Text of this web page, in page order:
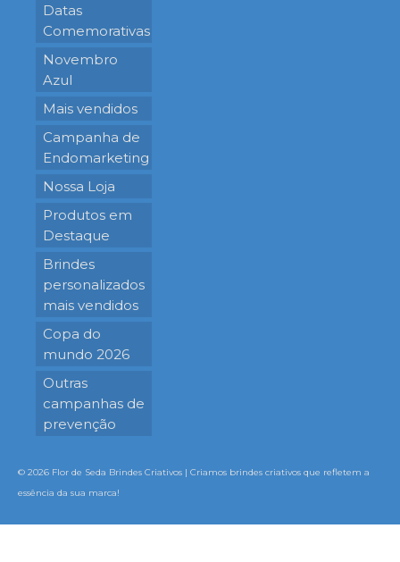
Datas
Comemorativas
Novembro
Azul
Mais vendidos
Campanha de
Endomarketing
Nossa Loja
Produtos em
Destaque
Brindes
personalizados
mais vendidos
Copa do
mundo 2026
Outras
campanhas de
prevenção
© 2026 Flor de Seda Brindes Criativos | Criamos brindes criativos que refletem a
essência da sua marca!